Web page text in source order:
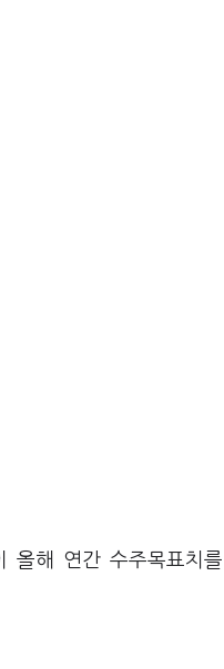
올해 연간 수주목표치를